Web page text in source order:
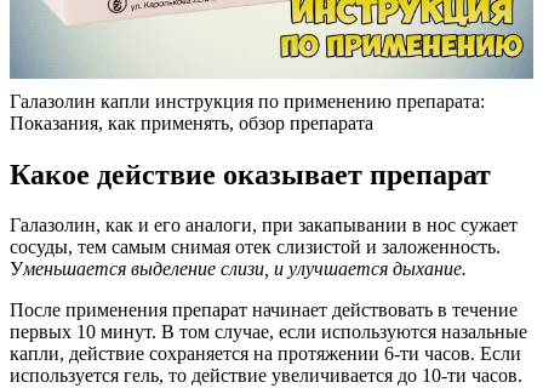
Галазолин капли инструкция по применению препарата:
Показания, как применять, обзор препарата
Какое действие оказывает препарат
Галазолин, как и его аналоги, при закапывании в нос сужает
сосуды, тем самым снимая отек слизистой и заложенность.
Уменьшается выделение слизи, и улучшается дыхание.
После применения препарат начинает действовать в течение
первых 10 минут. В том случае, если используются назальные
капли, действие сохраняется на протяжении 6-ти часов. Если
используется гель, то действие увеличивается до 10-ти часов.